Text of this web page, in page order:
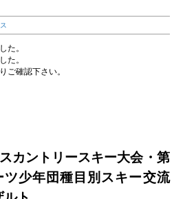
た。
た。
ご確認下さい。
カントリースキー大会・第
少年団種目別スキー交流